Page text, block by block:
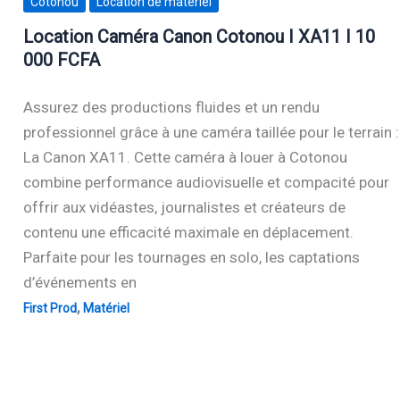
Location Caméra Canon Cotonou I XA11 I 10
000 FCFA
Assurez des productions fluides et un rendu
professionnel grâce à une caméra taillée pour le terrain :
La Canon XA11. Cette caméra à louer à Cotonou
combine performance audiovisuelle et compacité pour
offrir aux vidéastes, journalistes et créateurs de
contenu une efficacité maximale en déplacement.
Parfaite pour les tournages en solo, les captations
d’événements en
First Prod, Matériel